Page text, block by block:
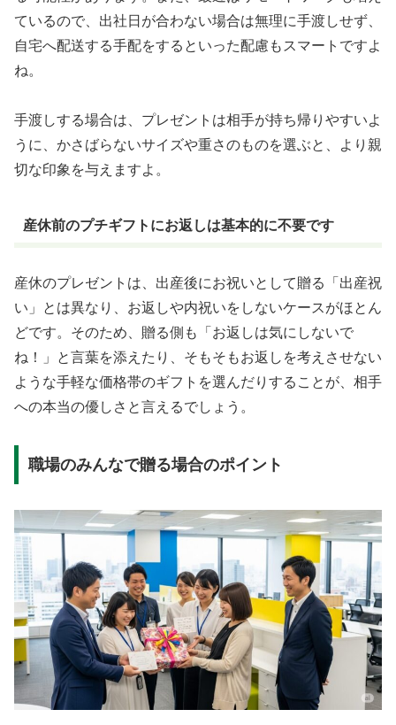
ているので、出社日が合わない場合は無理に手渡しせず、
自宅へ配送する手配をするといった配慮もスマートですよ
ね。
手渡しする場合は、プレゼントは相手が持ち帰りやすいよ
うに、かさばらないサイズや重さのものを選ぶと、より親
切な印象を与えますよ。
産休前のプチギフトにお返しは基本的に不要です
産休のプレゼントは、出産後にお祝いとして贈る「出産祝
い」とは異なり、お返しや内祝いをしないケースがほとん
どです。そのため、贈る側も「お返しは気にしないで
ね！」と言葉を添えたり、そもそもお返しを考えさせない
ような手軽な価格帯のギフトを選んだりすることが、相手
への本当の優しさと言えるでしょう。
職場のみんなで贈る場合のポイント